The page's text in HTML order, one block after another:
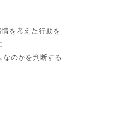
を考えた行動を
のかを判断する